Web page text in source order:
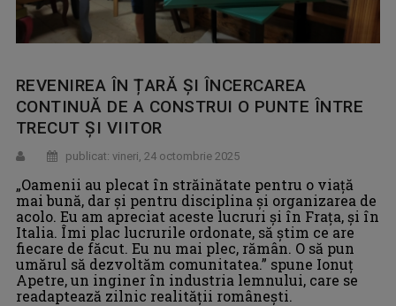
REVENIREA ÎN ȚARĂ ȘI ÎNCERCAREA
CONTINUĂ DE A CONSTRUI O PUNTE ÎNTRE
TRECUT ȘI VIITOR
publicat: vineri, 24 octombrie 2025
„Oamenii au plecat în străinătate pentru o viață
mai bună, dar și pentru disciplina și organizarea de
acolo. Eu am apreciat aceste lucruri și în Frața, și în
Italia. Îmi plac lucrurile ordonate, să știm ce are
fiecare de făcut. Eu nu mai plec, rămân. O să pun
umărul să dezvoltăm comunitatea.” spune Ionuț
Apetre, un inginer în industria lemnului, care se
readaptează zilnic realității românești.